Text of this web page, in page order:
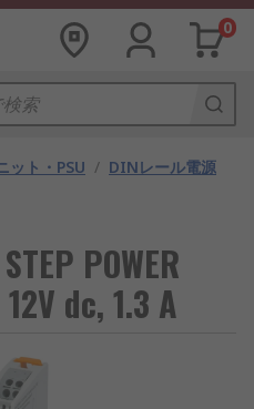
0
ット・PSU / DINレール電源
POWER
dc, 1.3 A